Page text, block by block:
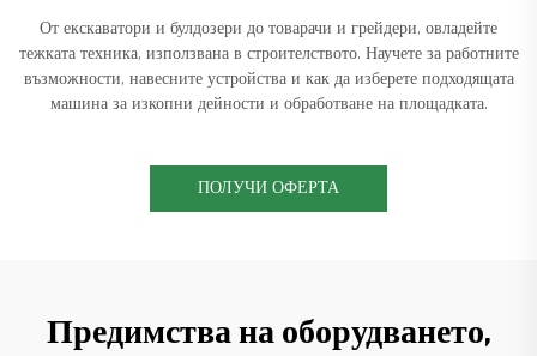
От екскаватори и булдозери до товарачи и грейдери, овладейте
тежката техника, използвана в строителството. Научете за работните
възможности, навесните устройства и как да изберете подходящата
машина за изкопни дейности и обработване на площадката.
ПОЛУЧИ ОФЕРТА
Предимства на оборудването,